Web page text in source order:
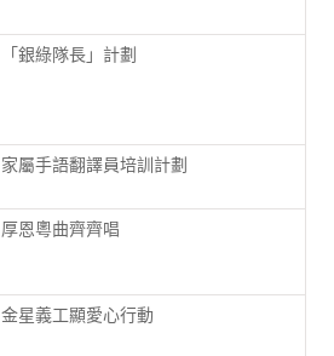
「銀綠隊長」計劃
家屬手語翻譯員培訓計劃
厚恩粵曲齊齊唱
金星義工顯愛心行動